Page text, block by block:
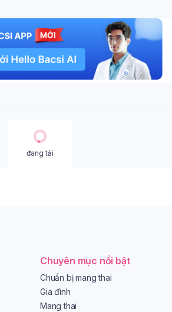
đang tải
Chuyên mục nổi bật
Chuẩn bị mang thai
Gia đình
Mang thai